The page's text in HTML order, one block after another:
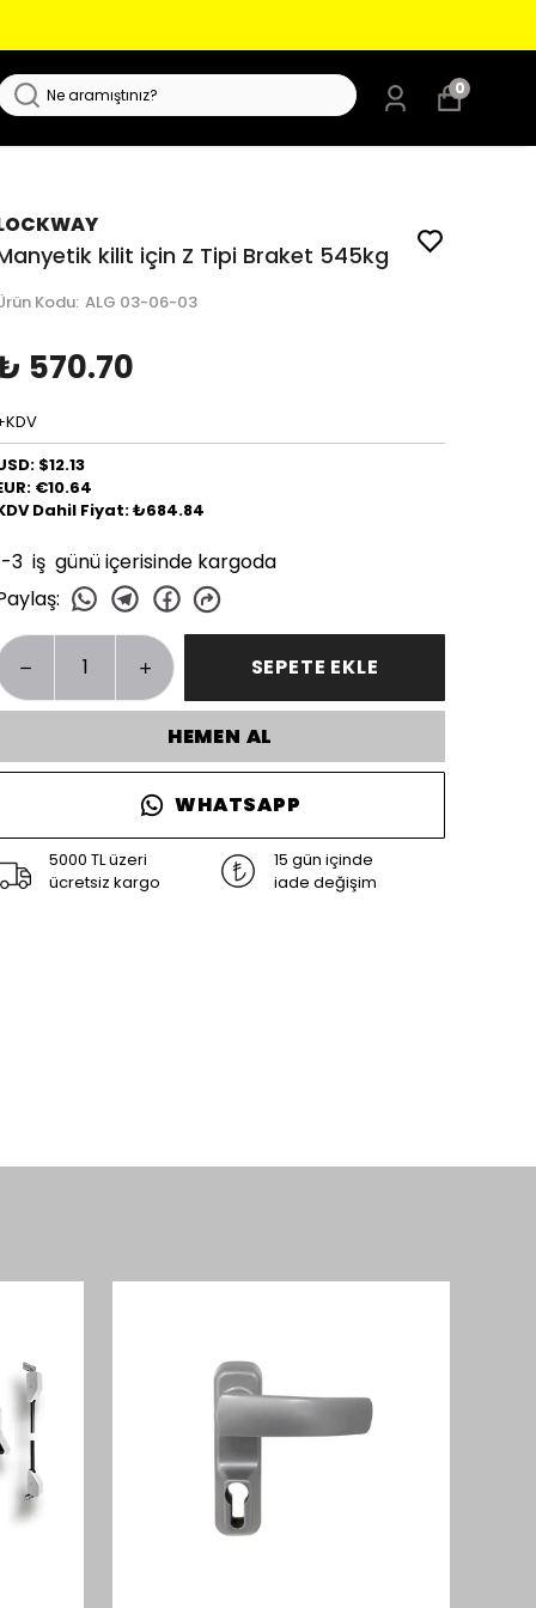
0
kilit için Z Tipi Braket 545kg
Kodu: ALG 03-06-03
570.70
$12.13
€10.64
Dahil Fiyat: ₺684.84
3 iş günü içerisinde kargoda
:
SEPETE EKLE
HEMEN AL
WHATSAPP
5000 TL üzeri
ücretsiz kargo
15 gün içinde
iade değişim